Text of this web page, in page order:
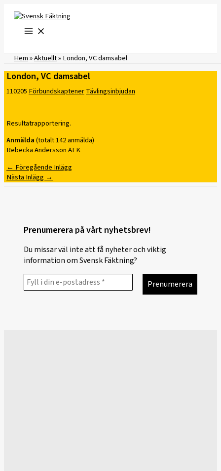
innehåll
Hem»Aktuellt»London, VC damsabel
London, VC damsabel
110205FörbundskaptenerTävlingsinbjudan
Resultatrapportering.
Anmälda(totalt 142 anmälda)
Rebecka Andersson ÄFK
← Föregående Inlägg
Nästa Inlägg →
Prenumerera på vårt nyhetsbrev!
Du missar väl inte att få nyheter och viktig
information om Svensk Fäktning?